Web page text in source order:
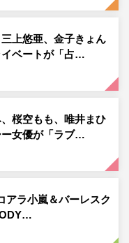
界観をモチーフにか
の3人がギュッと集
見え、それぞれ素の
話題となり、「#タ
8000万回を超える
世界観に合わせて、
跳ねる動きや月を表現
ようなキャッチーな
上悠亜、金子きょん
イベートが「占…
桜空もも、唯井まひ
ー女優が「ラブ…
アラ小嵐＆バーレスク